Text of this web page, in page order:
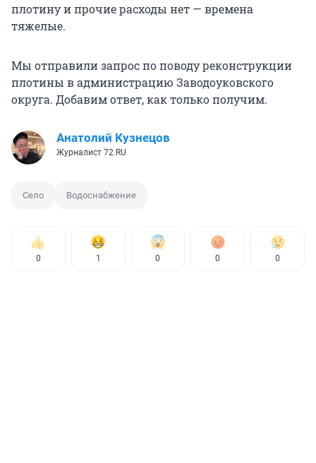
плотину и прочие расходы нет — времена
тяжелые.
Мы отправили запрос по поводу реконструкции
плотины в администрацию Заводоуковского
округа. Добавим ответ, как только получим.
Анатолий Кузнецов
Журналист 72.RU
Село Водоснабжение
0 1 0 0 0